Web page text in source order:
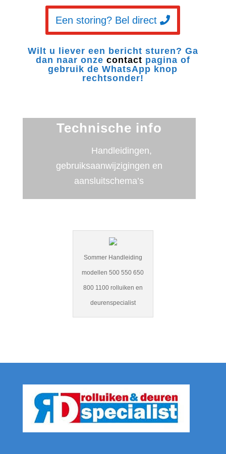
Een storing? Bel direct
Wilt u liever een bericht sturen? Ga
dan naar onze contact pagina of
gebruik de WhatsApp knop
rechtsonder!
Technische info
Handleidingen,
gebruiksaanwijzigingen en
aansluitschema’s
Sommer Handleiding
modellen 500 550 650
800 1100 rolluiken en
deurenspecialist